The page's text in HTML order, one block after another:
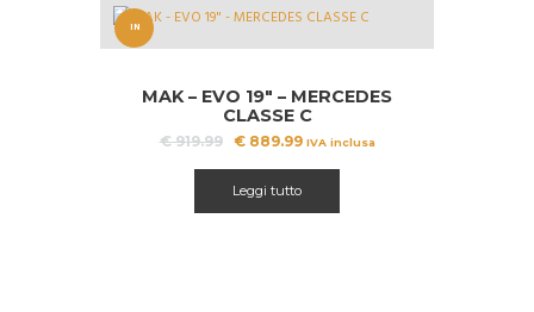
IN
MAK – EVO 19″ – MERCEDES
CLASSE C
€919.99
Il
era:
€ 919.99.
€889.99Il
è:
€ 889.99.
IVA inclusa
Leggi tutto